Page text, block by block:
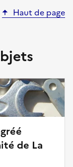
Haut de page
de La